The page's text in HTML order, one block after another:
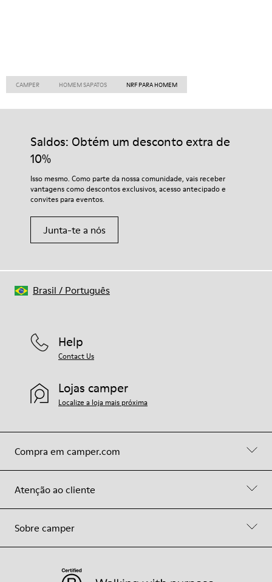
CAMPER HOMEM SAPATOS NRF PARA HOMEM
Saldos: Obtém um desconto extra de
10%
Isso mesmo. Como parte da nossa comunidade, vais receber
vantagens como descontos exclusivos, acesso antecipado e
convites para eventos.
Junta-te a nós
Compra em camper.com
Atenção ao cliente
Sobre camper
Help
Contact Us
Lojas camper
Localize a loja mais próxima
Brasil / Português